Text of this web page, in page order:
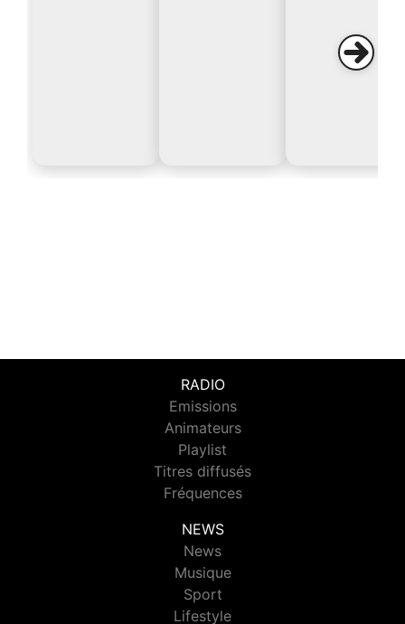
RADIO
Emissions
Animateurs
Playlist
Titres diffusés
Fréquences
NEWS
News
Musique
Sport
Lifestyle